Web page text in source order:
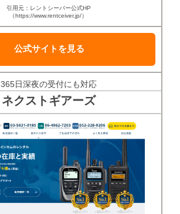
引用元：レントシーバー公式HP
（https://www.rentceiver.jp/）
公式サイトを見る
365日深夜の受付にも対応
ネクストギアーズ